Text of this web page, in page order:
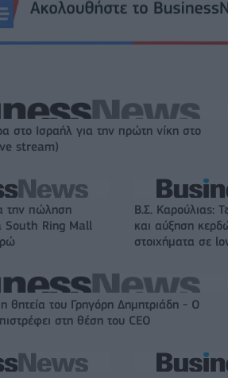
στο Ισραήλ για την πρώτη νίκη στο
stream)
την πώληση
South Ring Mall
Β.Σ. Καρούλιας:
και αύξηση
στοιχήματα σε
θητεία του Γρηγόρη Δημητριάδη - Ο
στη θέση του CEO